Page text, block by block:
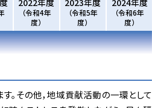
（令和4年
度）
（令和5年
度）
（令和6年
度）
その他，地域貢献活動の一環として